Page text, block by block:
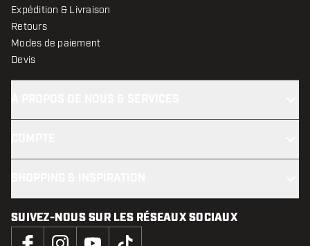
Expédition & Livraison
Retours
Modes de paiement
Devis
SUIVEZ-NOUS SUR LES RÉSEAUX SOCIAUX